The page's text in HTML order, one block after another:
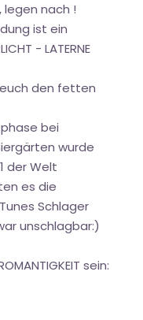
legen nach !
ist ein
- LATERNE
euch den fetten
bei
wurde
der Welt
es die
Schlager
unschlagbar:)
sein: